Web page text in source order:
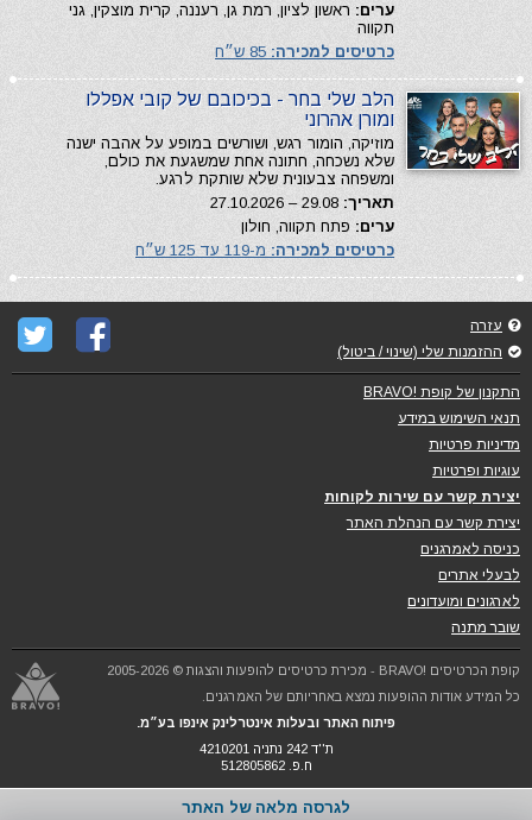
ערים: ראשון לציון, רמת גן, רעננה, קרית מוצקין, גני
תקווה
כרטיסים למכירה:
הלב שלי בחר - בכיכובם של קובי אפללו
ומורן אהרוני
מוזיקה, הומור רגש, ושורשים במופע על אהבה ישנה
שלא נשכחה, חתונה אחת שמשגעת את כולם,
ומשפחה צבעונית שלא שותקת לרגע.
תאריך:
ערים: פתח תקווה, חולון
כרטיסים למכירה: מ-119 עד 125 ש״ח
עזרה
ההזמנות שלי (שינוי / ביטול)
התקנון של קופת !BRAVO
תנאי השימוש במידע
מדיניות פרטיות
עוגיות ופרטיות
יצירת קשר עם שירות לקוחות
יצירת קשר עם הנהלת האתר
כניסה לאמרגנים
לבעלי אתרים
לארגונים ומועדונים
שובר מתנה
קופת הכרטיסים !BRAVO - מכירת כרטיסים להופעות והצגות © 2005-2026
כל המידע אודות ההופעות נמצא באחריותם של האמרגנים.
פיתוח האתר ובעלות אינטרלינק אינפו בע״מ.
ת''ד 242 נתניה 4210201
ח.פ. 512805862
לגרסה מלאה של האתר